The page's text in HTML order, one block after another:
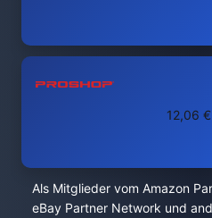
12,06 €
Als Mitglieder vom Amazon
eBay Partner Network und